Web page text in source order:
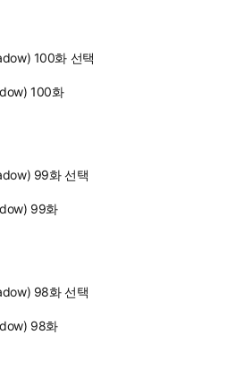
100화 선택
100화
99화 선택
99화
98화 선택
98화